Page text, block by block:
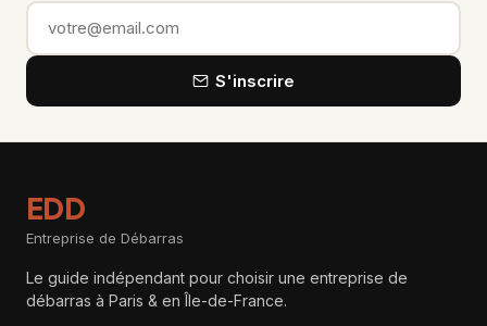
Email
S'inscrire
EDD
Entreprise de Débarras
Le guide indépendant pour choisir une entreprise de
débarras à Paris & en Île-de-France.